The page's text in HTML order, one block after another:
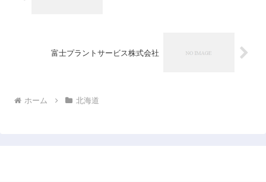
富士プラントサービス株式会社
ホーム 北海道